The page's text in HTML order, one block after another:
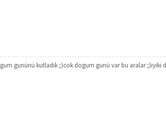
gunünü kutladık ;)cok dogum gunü var bu aralar ;)iyiki